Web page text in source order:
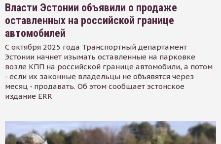
Власти Эстонии объявили о продаже
оставленных на российской границе
автомобилей
С октября 2025 года Транспортный департамент
Эстонии начнет изымать оставленные на парковке
возле КПП на российской границе автомобили, а потом
- если их законные владельцы не объявятся через
месяц - продавать. Об этом сообщает эстонское
издание ERR